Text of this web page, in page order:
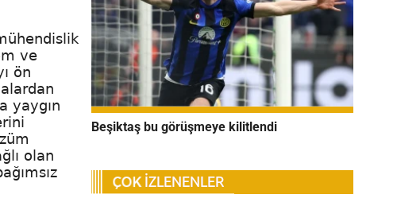
ve
ön
yaygın
olan
Beşiktaş bu görüşmeye kilitlendi